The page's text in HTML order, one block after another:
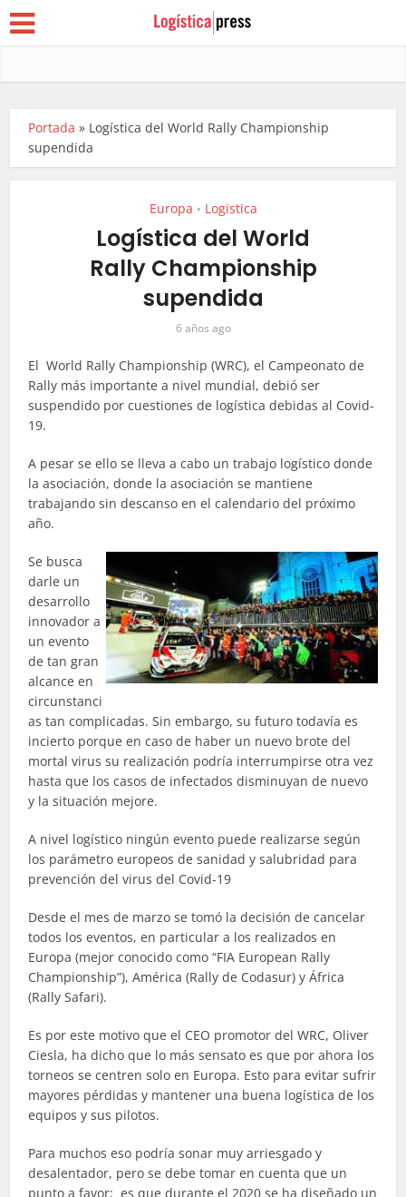
Portada » Logística del World Rally Championship
supendida
Europa • Logistica
Logística del World
Rally Championship
supendida
6 años ago
El World Rally Championship (WRC), el Campeonato de
Rally más importante a nivel mundial, debió ser
suspendido por cuestiones de logística debidas al Covid-
19.
A pesar se ello se lleva a cabo un trabajo logístico donde
la asociación, donde la asociación se mantiene
trabajando sin descanso en el calendario del próximo
año.
Se busca
darle un
desarrollo
innovador a
un evento
de tan gran
alcance en
circunstanci
as tan complicadas. Sin embargo, su futuro todavía es
incierto porque en caso de haber un nuevo brote del
mortal virus su realización podría interrumpirse otra vez
hasta que los casos de infectados disminuyan de nuevo
y la situación mejore.
A nivel logístico ningún evento puede realizarse según
los parámetro europeos de sanidad y salubridad para
prevención del virus del Covid-19
Desde el mes de marzo se tomó la decisión de cancelar
todos los eventos, en particular a los realizados en
Europa (mejor conocido como “FIA European Rally
Championship”), América (Rally de Codasur) y África
(Rally Safari).
Es por este motivo que el CEO promotor del WRC, Oliver
Ciesla, ha dicho que lo más sensato es que por ahora los
torneos se centren solo en Europa. Esto para evitar sufrir
mayores pérdidas y mantener una buena logística de los
equipos y sus pilotos.
Para muchos eso podría sonar muy arriesgado y
desalentador, pero se debe tomar en cuenta que un
punto a favor; es que durante el 2020 se ha diseñado un